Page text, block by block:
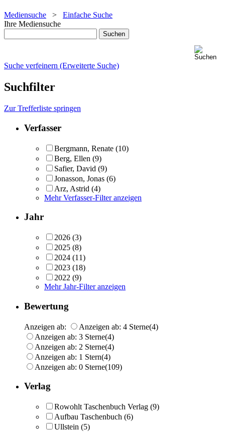
Mediensuche > Einfache Suche
Ihre Mediensuche
Suche verfeinern (Erweiterte Suche)
Suchfilter
Zur Trefferliste springen
Verfasser
Bergmann, Renate (10)
Berg, Ellen (9)
Safier, David (9)
Jonasson, Jonas (6)
Arz, Astrid (4)
Mehr Verfasser-Filter anzeigen
Jahr
2026 (3)
2025 (8)
2024 (11)
2023 (18)
2022 (9)
Mehr Jahr-Filter anzeigen
Bewertung
Anzeigen ab: Anzeigen ab: 4 Sterne(4)
Anzeigen ab: 3 Sterne(4)
Anzeigen ab: 2 Sterne(4)
Anzeigen ab: 1 Stern(4)
Anzeigen ab: 0 Sterne(109)
Verlag
Rowohlt Taschenbuch Verlag (9)
Aufbau Taschenbuch (6)
Ullstein (5)